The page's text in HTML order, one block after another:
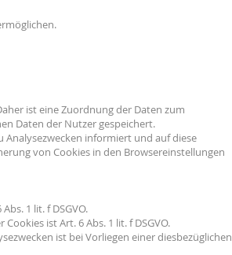
ist eine Zuordnung der Daten zum
Daten der Nutzer gespeichert.
informiert und auf diese
von Cookies in den Browsereinstellungen
1 lit. f DSGVO.
ist Art. 6 Abs. 1 lit. f DSGVO.
ist bei Vorliegen einer diesbezüglichen